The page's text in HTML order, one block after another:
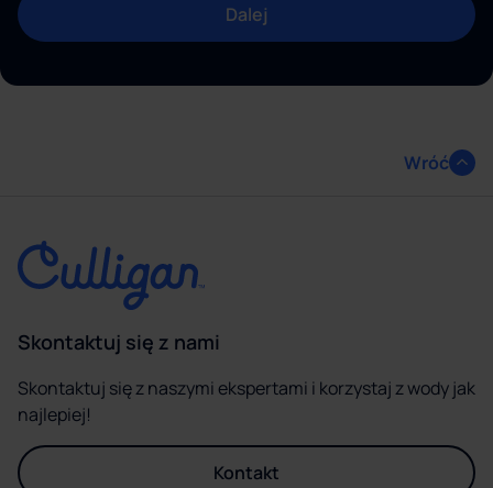
Dalej
Wróć
Skontaktuj się z nami
Skontaktuj się z naszymi ekspertami i korzystaj z wody jak
najlepiej!
Kontakt